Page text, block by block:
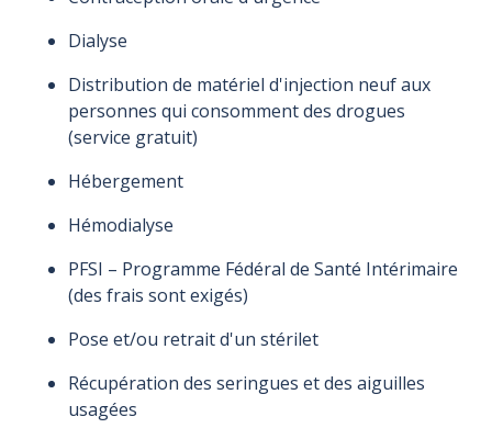
Dialyse
Distribution de matériel d'injection neuf aux
personnes qui consomment des drogues
(service gratuit)
Hébergement
Hémodialyse
PFSI – Programme Fédéral de Santé Intérimaire
(des frais sont exigés)
Pose et/ou retrait d'un stérilet
Récupération des seringues et des aiguilles
usagées